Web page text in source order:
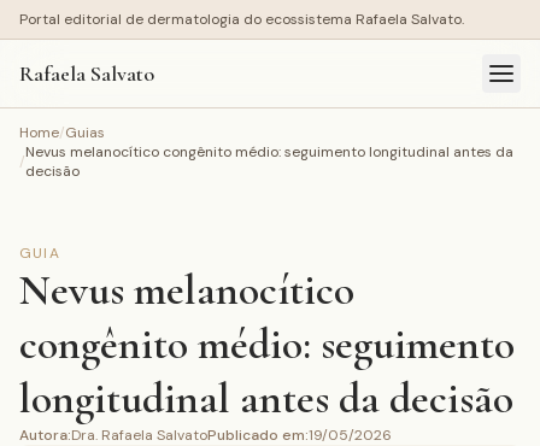
Portal editorial de dermatologia do ecossistema Rafaela Salvato.
Rafaela Salvato
Home/Guias
/Nevus melanocítico congênito médio: seguimento longitudinal antes da
decisão
GUIA
Nevus melanocítico
congênito médio: seguimento
longitudinal antes da decisão
Autora:Dra. Rafaela SalvatoPublicado em:19/05/2026